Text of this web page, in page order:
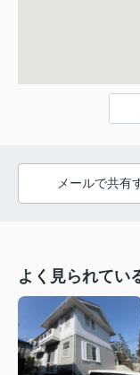
メールで共有
よく見られてい